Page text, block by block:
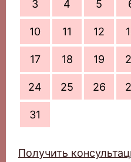
3 4 5
10 11 12
17 18 19
24 25 26
31
Получить